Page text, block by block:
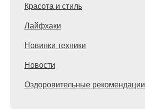
Красота и стиль
Лайфхаки
Новинки техники
Новости
Оздоровительные рекомендации